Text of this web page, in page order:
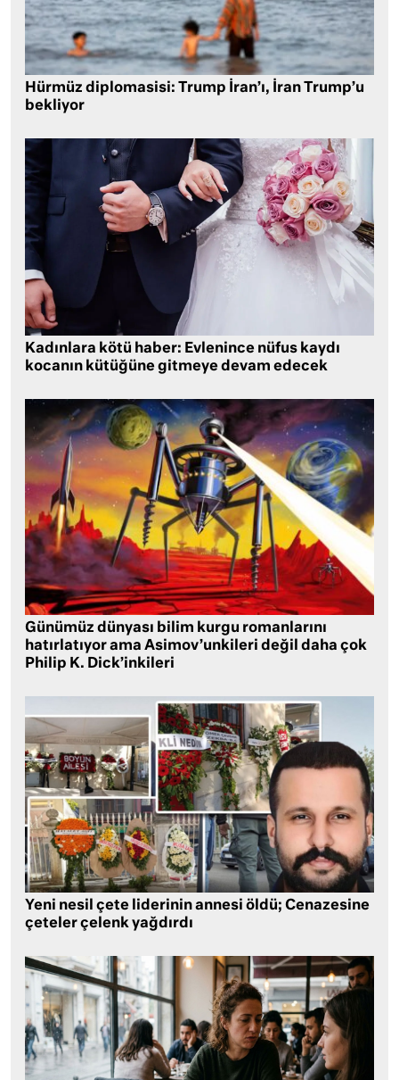
Hürmüz diplomasisi: Trump İran’ı, İran Trump’u
bekliyor
Kadınlara kötü haber: Evlenince nüfus kaydı
kocanın kütüğüne gitmeye devam edecek
Günümüz dünyası bilim kurgu romanlarını
hatırlatıyor ama Asimov’unkileri değil daha çok
Philip K. Dick’inkileri
Yeni nesil çete liderinin annesi öldü; Cenazesine
çeteler çelenk yağdırdı